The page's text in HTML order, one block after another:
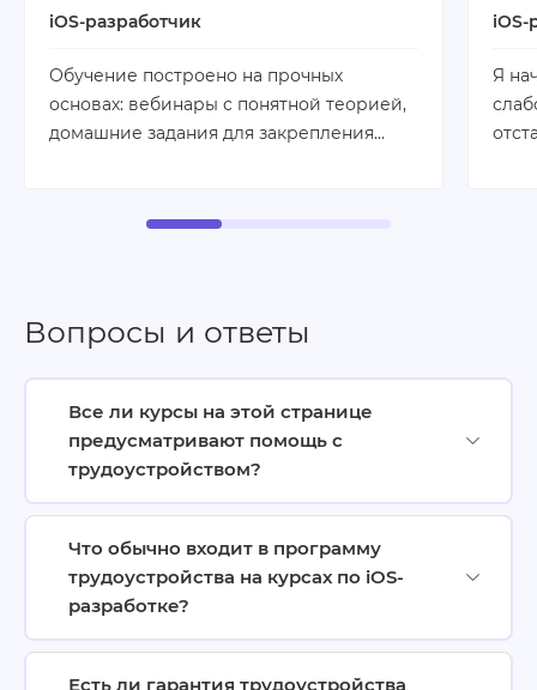
iOS-разработчик
Обучение построено на прочных
основах: вебинары с понятной теорией,
домашние задания для закрепления…
iOS-
Я
Вопросы и ответы
Все ли курсы на этой странице
предусматривают помощь с
трудоустройством?
Что обычно входит в программу
трудоустройства на курсах по iOS-
разработке?
Есть ли гарантия трудоустройства